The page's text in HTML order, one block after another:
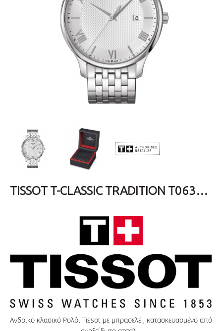
TISSOT T-CLASSIC TRADITION T0636101103800
Ανδρικό κλασικό Ρολόι Tissot με μπρασελέ , κατασκευασμένο από